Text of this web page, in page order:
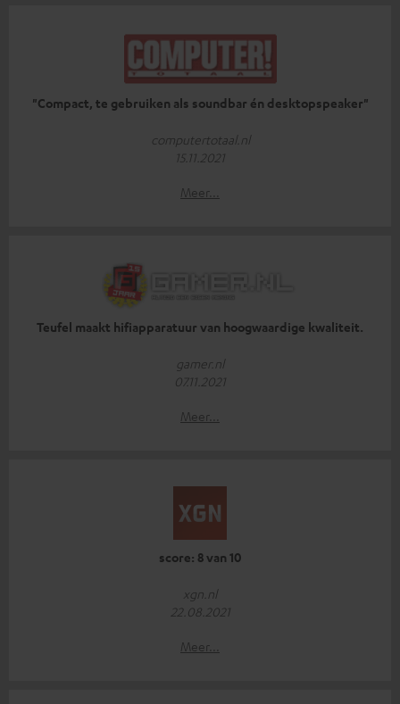
"Compact, te gebruiken als soundbar én desktopspeaker"
computertotaal.nl
15.11.2021
Meer...
Teufel maakt hifiapparatuur van hoogwaardige kwaliteit.
gamer.nl
07.11.2021
Meer...
score: 8 van 10
xgn.nl
22.08.2021
Meer...